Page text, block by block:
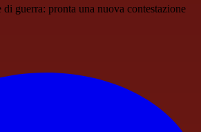
guerra: pronta una nuova contestazione